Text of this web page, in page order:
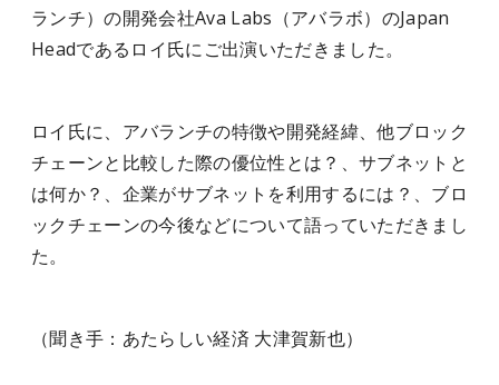
ランチ）の開発会社Ava Labs（アバラボ）のJapan
Headであるロイ氏にご出演いただきました。
ロイ氏に、アバランチの特徴や開発経緯、他ブロック
チェーンと比較した際の優位性とは？、サブネットと
は何か？、企業がサブネットを利用するには？、ブロ
ックチェーンの今後などについて語っていただきまし
た。
（聞き手：あたらしい経済 大津賀新也）